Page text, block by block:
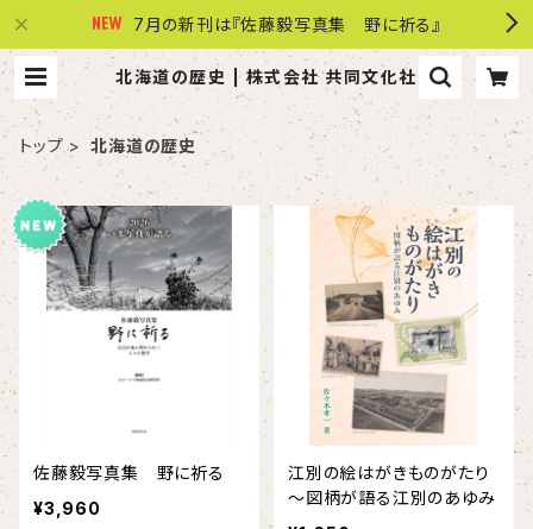
7月の新刊は『佐藤毅写真集 野に祈る』
北海道の歴史 | 株式会社 共同文化社
トップ 北海道の歴史
佐藤毅写真集 野に祈る
¥3,960
江別の絵はがきものがたり
～図柄が語る江別のあゆみ